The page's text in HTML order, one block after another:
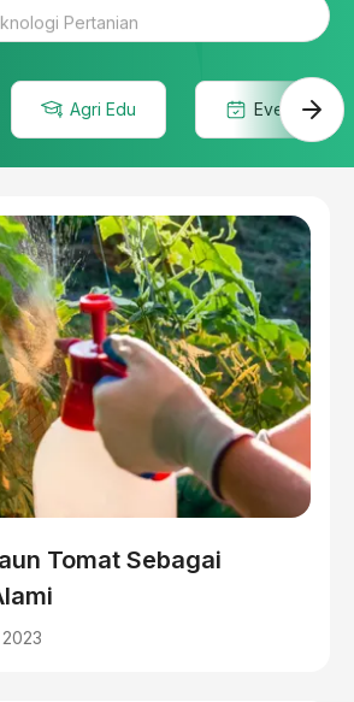
Pertanian
Agri Edu Event
Tomat Sebagai